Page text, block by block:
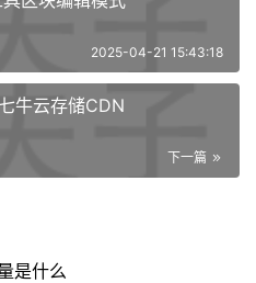
2025-04-21 15:43:18
牛云存储CDN
下一篇
是什么